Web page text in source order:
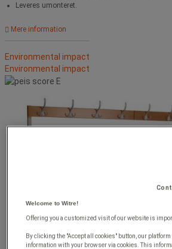
Leveres umonteret.
Mere information
Environmental impact
Environmental impact
Welcome to Witre!
Offering you a customized visit of our website is
By clicking the "Accept all cookies" button, our
information with your browser via cookies. This